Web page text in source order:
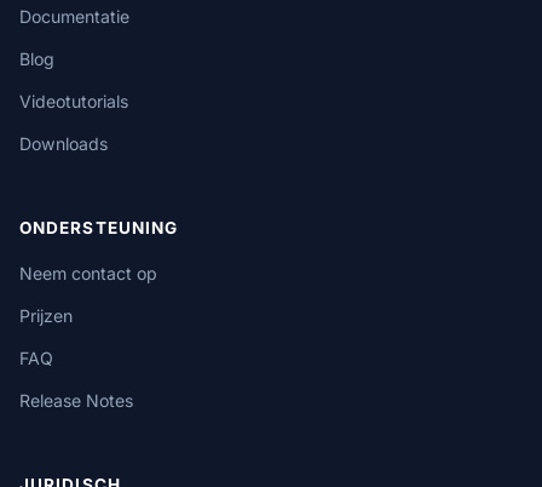
Documentatie
Blog
Videotutorials
Downloads
ONDERSTEUNING
Neem contact op
Prijzen
FAQ
Release Notes